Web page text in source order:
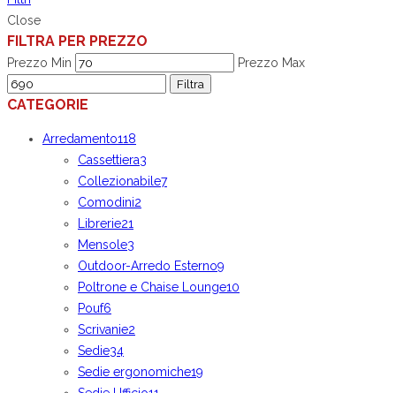
Close
FILTRA PER PREZZO
Prezzo Min
Prezzo Max
Filtra
CATEGORIE
Arredamento118
Cassettiera3
Collezionabile7
Comodini2
Librerie21
Mensole3
Outdoor-Arredo Esterno9
Poltrone e Chaise Lounge10
Pouf6
Scrivanie2
Sedie34
Sedie ergonomiche19